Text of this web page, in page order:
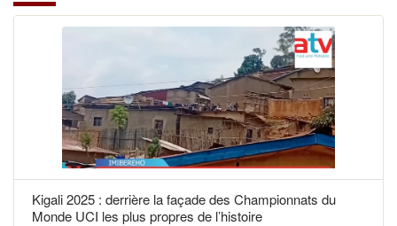
Kigali 2025 : derrière la façade des Championnats du
Monde UCI les plus propres de l’histoire